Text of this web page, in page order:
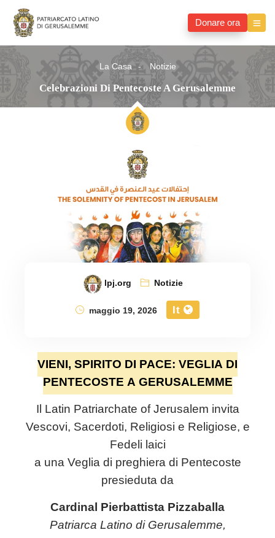
Donare ora
La Casa Notizie
Celebrazioni Di Pentecoste A Gerusalemme
lpj.org
Notizie
maggio 19, 2026
It
VIENI, SPIRITO DI PACE: VEGLIA DI
PENTECOSTE A GERUSALEMME
IlLatin Patriarchate of Jerusaleminvita
Vescovi, Sacerdoti, Religiosi e Religiose, e
Fedeli laici
a una Veglia di preghiera di Pentecoste
presieduta da
Cardinal Pierbattista Pizzaballa
Patriarca Latino di Gerusalemme,